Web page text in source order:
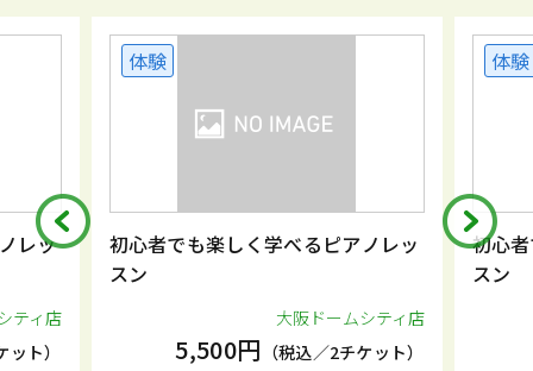
レッ
ティ店
ト）
体験
初心者でも楽しく学べるピアノレッ
スン
大阪ドームシティ店
5,500円 （税込／2チケット）
体験
初心
スン